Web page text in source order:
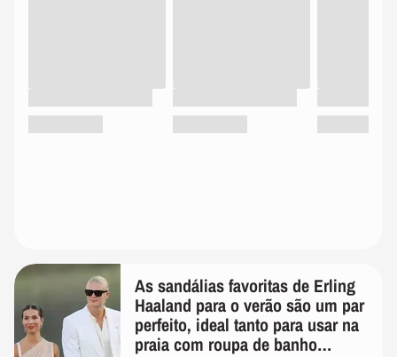
As sandálias favoritas de Erling
Haaland para o verão são um par
perfeito, ideal tanto para usar na
praia com roupa de banho